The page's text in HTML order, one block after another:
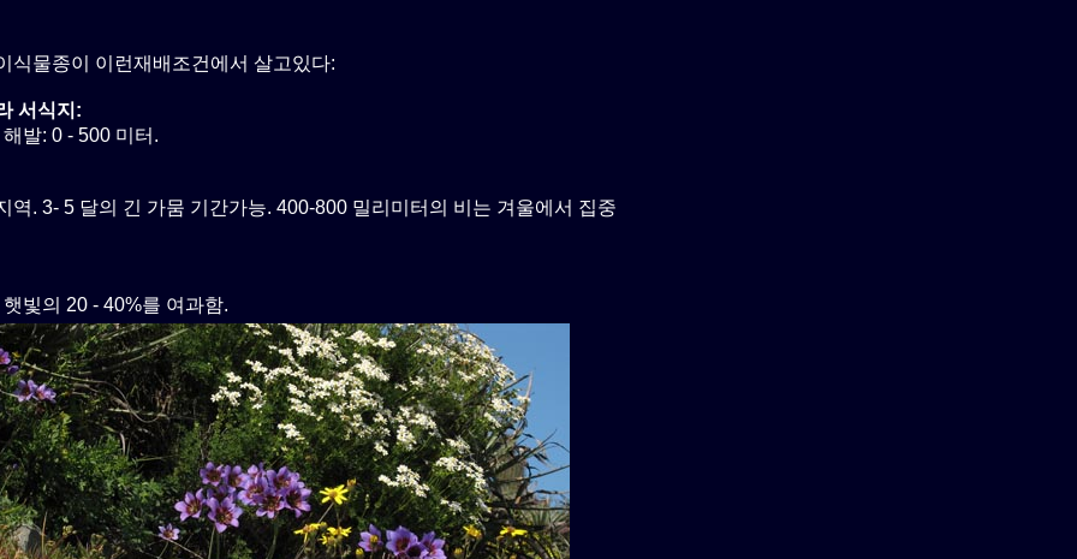
식물종이 이런재배조건에서 살고있다:
서식지:
발: 0 - 500 미터.
역. 3- 5 달의 긴 가뭄 기간가능. 400-800 밀리미터의 비는 겨울에서 집중
빛의 20 - 40%를 여과함.